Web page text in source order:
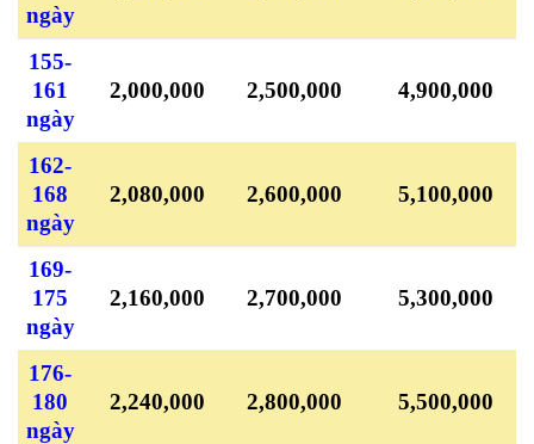
ngày
155-
161
ngày
2,000,000 2,500,000 4,900,000
162-
168
ngày
2,080,000 2,600,000 5,100,000
169-
175
ngày
2,160,000 2,700,000 5,300,000
176-
180
ngày
2,240,000 2,800,000 5,500,000